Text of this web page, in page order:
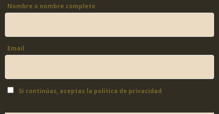
Nombre o nombre completo
Email
Si continúas, aceptas la política de privacidad